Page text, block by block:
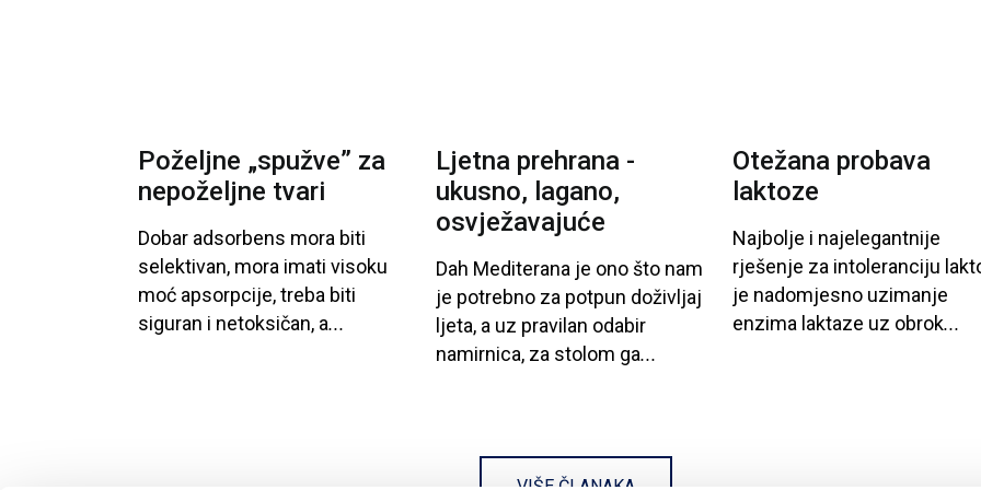
Poželjne „spužve” za
nepoželjne tvari
Dobar adsorbens mora biti
selektivan, mora imati visoku
moć apsorpcije, treba biti
siguran i netoksičan, a...
Ljetna prehrana -
ukusno, lagano,
osvježavajuće
Dah Mediteranaje onoštonam
je potrebnozapotpun doživljaj
ljeta, auz pravilan odabir
namirnica, zastolom ga...
Otežana probava
laktoze
Najbolje i najelegantnije
rješenje za intoleranciju
je nadomjesno uzimanje
enzima laktaze uz obrok...